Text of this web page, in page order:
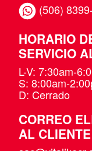
(506)
HORARIO
SERVICIO
L-V: 7:30am-
S: 8:00am-
D: Cerrado
CORREO
AL CLIENTE